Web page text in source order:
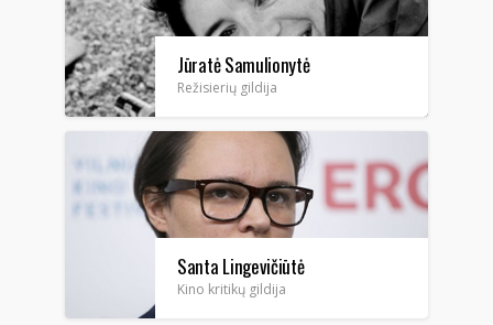
Jūratė Samulionytė
Režisierių gildija
Santa Lingevičiūtė
Kino kritikų gildija